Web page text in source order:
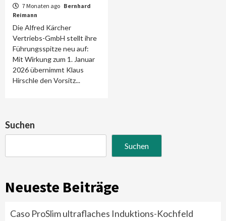
7 Monaten ago Bernhard
Reimann
Die Alfred Kärcher
Vertriebs-GmbH stellt ihre
Führungsspitze neu auf:
Mit Wirkung zum 1. Januar
2026 übernimmt Klaus
Hirschle den Vorsitz...
Suchen
Suchen
Neueste Beiträge
Caso ProSlim ultraflaches Induktions-Kochfeld